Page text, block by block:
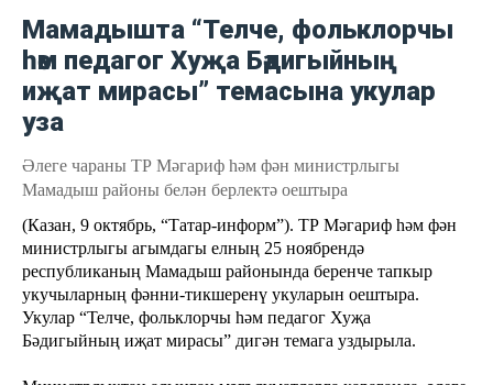
Мамадышта “Телче, фольклорчы
һәм педагог Хуҗа Бәдигыйның
иҗат мирасы” темасына укулар
уза
Әлеге чараны ТР Мәгариф һәм фән министрлыгы
Мамадыш районы белән берлектә оештыра
(Казан, 9 октябрь, “Татар-информ”). ТР Мәгариф һәм фән
министрлыгы агымдагы елның 25 ноябрендә
республиканың Мамадыш районында беренче тапкыр
укучыларның фәнни-тикшеренү укуларын оештыра.
Укулар “Телче, фольклорчы һәм педагог Хуҗа
Бәдигыйның иҗат мирасы” дигән темага уздырыла.